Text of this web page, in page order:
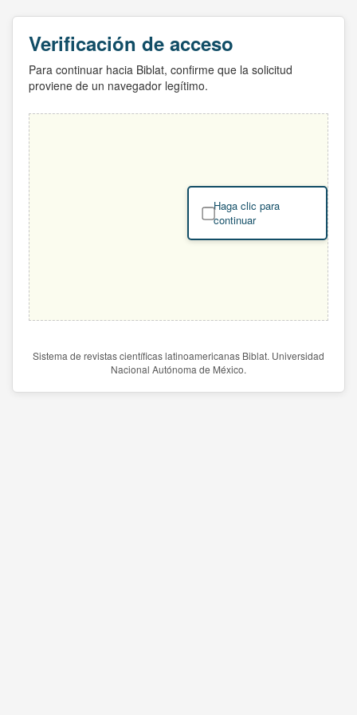
Verificación de acceso
Para continuar hacia Biblat, confirme que la solicitud
proviene de un navegador legítimo.
Haga clic para
continuar
Sistema de revistas científicas latinoamericanas Biblat. Universidad
Nacional Autónoma de México.